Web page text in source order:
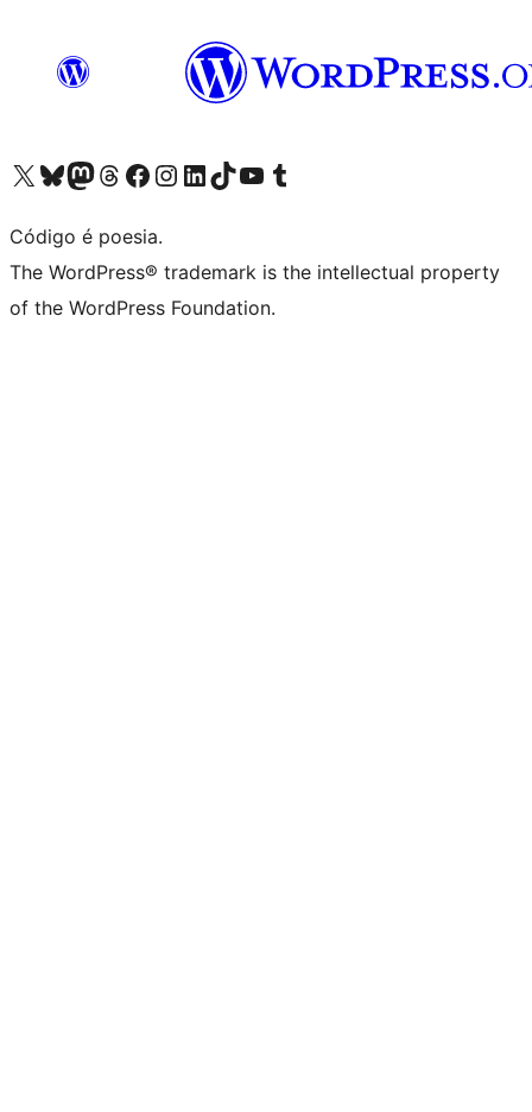
Acessar nossa conta do X (antigo Twitter)
Acessar nossa conta do Bluesky
Acessar nossa conta do Mastodon
Acessar nossa conta do Threads
Acessar nossa página do Facebook
Acessar nossa conta do Instagram
Acessar nossa conta do LinkedIn
Acessar nossa conta do TikTok
Acessar nosso canal do YouTube
Acessar nossa conta no Tumblr
Código é poesia.
The WordPress® trademark is the intellectual property
of the WordPress Foundation.